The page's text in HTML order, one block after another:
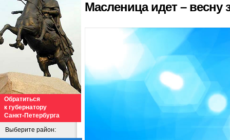
Обратиться
к губернатору
Санкт-Петербурга
Выберите район:
Масленица идет – весну